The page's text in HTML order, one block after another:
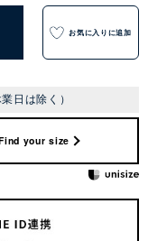
お気に入りに追加
日は除く）
your size